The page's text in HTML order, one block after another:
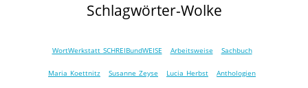
Schlagwörter-Wolke
WortWerkstatt SCHREIBundWEISE Arbeitsweise Sachbuch
Maria Koettnitz Susanne Zeyse Lucia Herbst Anthologien